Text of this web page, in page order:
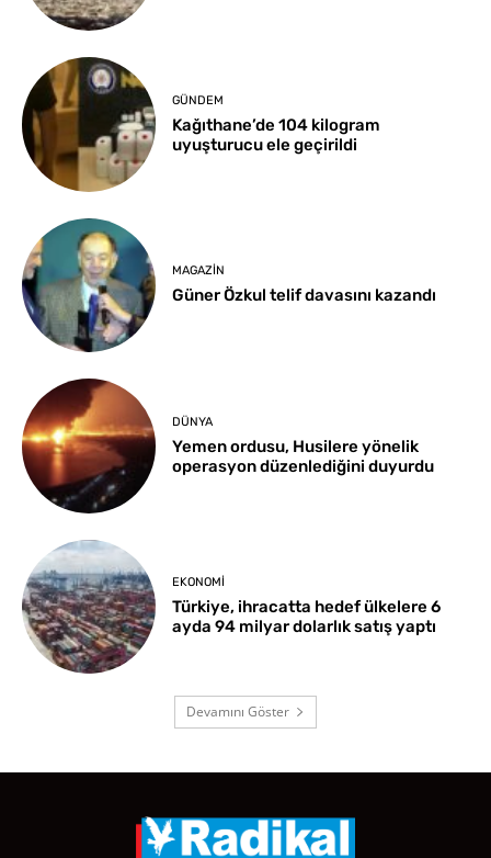
GÜNDEM
Kağıthane’de 104 kilogram
uyuşturucu ele geçirildi
MAGAZIN
Güner Özkul telif davasını kazandı
DÜNYA
Yemen ordusu, Husilere yönelik
operasyon düzenlediğini duyurdu
EKONOMI
Türkiye, ihracatta hedef ülkelere 6
ayda 94 milyar dolarlık satış yaptı
Devamını Göster